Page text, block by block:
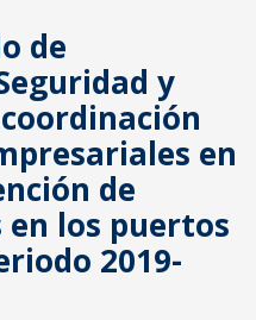
de
y
en
de
los puertos
2019-